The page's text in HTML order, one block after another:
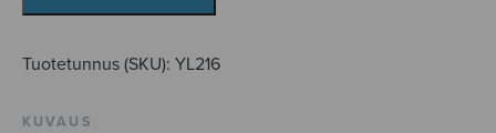
Tuotetunnus (SKU): YL216
KUVAUS